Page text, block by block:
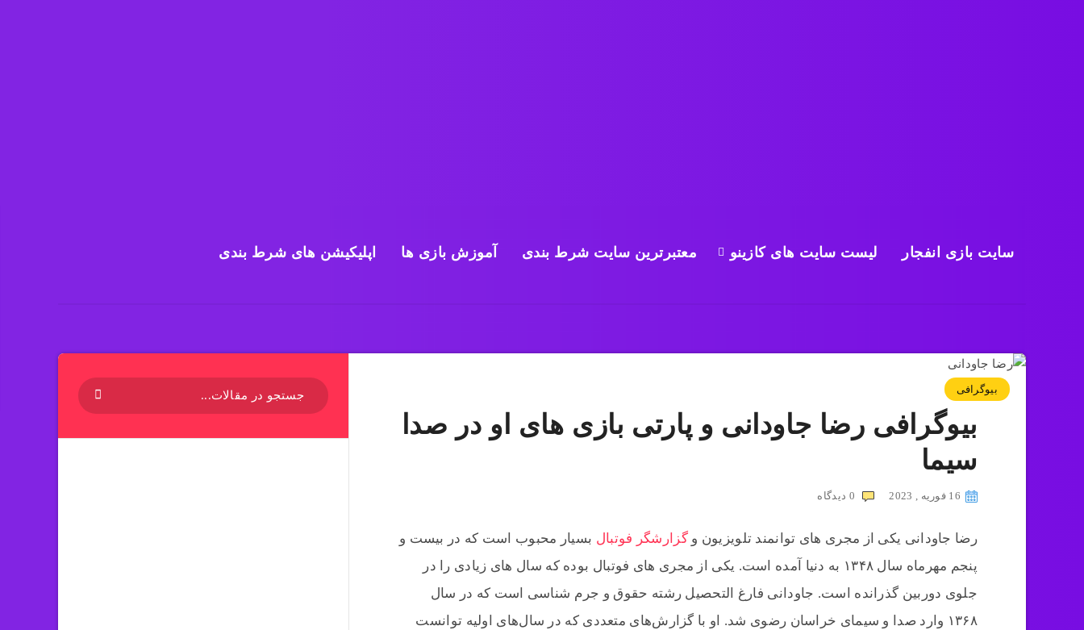
سایت بازی انفجار لیست سایت های کازینو معتبرترین سایت شرط بندی آموزش بازی ها اپلیکیشن های شرط بندی
بیوگرافی
بیوگرافی رضا جاودانی و پارتی بازی های او در صدا
سیما
16 فوریه , 2023 0 دیدگاه
رضا جاودانی یکی از مجری های توانمند تلویزیون وگزارشگر فوتبال بسیار محبوب است که در بیست و
پنجم مهرماه سال ۱۳۴۸ به دنیا آمده است. یکی از مجری های فوتبال بوده که سال های زیادی را در
جلوی دوربین گذرانده است. جاودانی فارغ التحصیل رشته حقوق و جرم شناسی است که در سال
۱۳۶۸ وارد صدا و سیمای خراسان رضوی شد. او با گزارش‌های متعددی که در سال‌های اولیه توانست